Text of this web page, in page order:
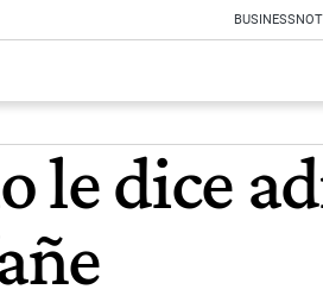
BUSINESS
le dice